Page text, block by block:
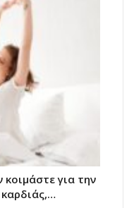
για την